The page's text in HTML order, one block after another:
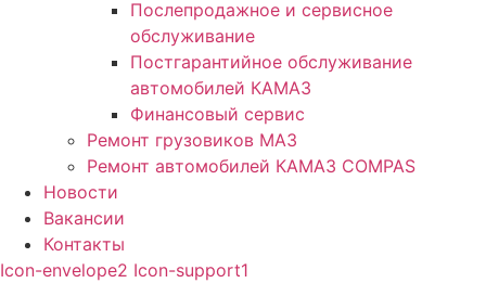
Послепродажное и сервисное
обслуживание
Постгарантийное обслуживание
автомобилей КАМАЗ
Финансовый сервис
Ремонт грузовиков МАЗ
Ремонт автомобилей КАМАЗ COMPAS
Новости
Вакансии
Контакты
Icon-envelope2 Icon-support1